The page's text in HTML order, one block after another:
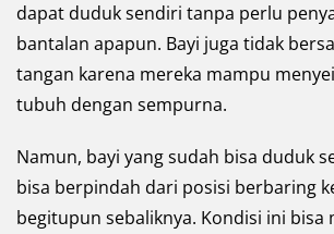
dapat duduk sendiri tanpa perlu
bantalan apapun. Bayi juga tidak
tangan karena mereka mampu
tubuh dengan sempurna.
Namun, bayi yang sudah bisa duduk
bisa berpindah dari posisi berbaring
begitupun sebaliknya. Kondisi ini bisa